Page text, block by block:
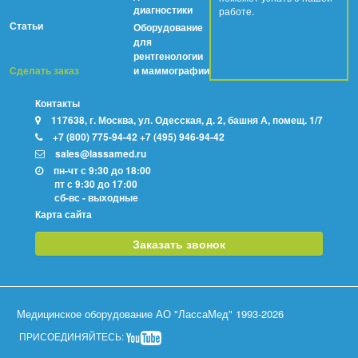
Статьи
Сделать заказ
диагностики
Оборудование
для
рентгенологии
и маммографии
работе.
Контакты
117638, г. Москва, ул. Одесская, д. 2, башня А, помещ. 1/7
+7 (800) 775-94-42+7 (495) 946-94-42
sales@lassamed.ru
пн-чт с 9:30 до 18:00
пт с 9:30 до 17:00
сб-вс - выходные
Карта сайта
Заказать звонок
Медицинское оборудование АО "ЛассаМед" 1993-2026
ПРИСОЕДИНЯЙТЕСЬ: